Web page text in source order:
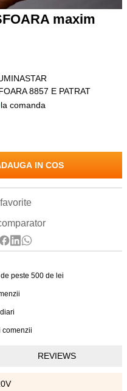
maxim
8857 E PATRAT
la comanda
IN COS
peste 500 de lei
comenzii
REVIEWS